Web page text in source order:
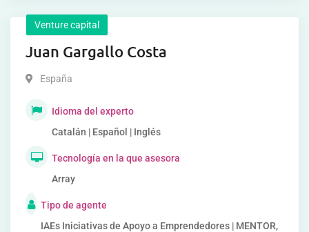
Venture capital
Juan Gargallo Costa
España
Idioma del experto
Catalán | Español | Inglés
Tecnología en la que asesora
Array
Tipo de agente
IAEs Iniciativas de Apoyo a Emprendedores | MENTOR,